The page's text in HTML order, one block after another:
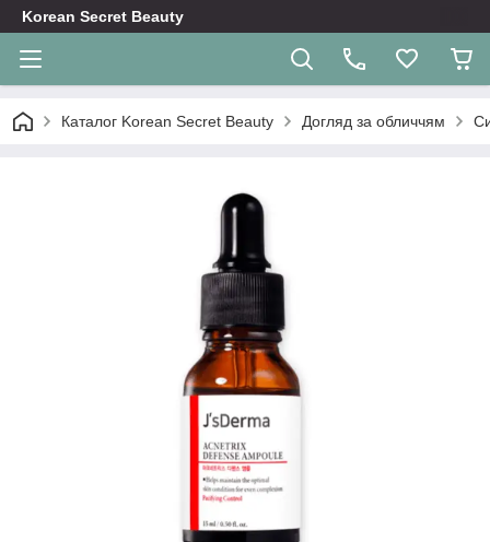
Korean Secret Beauty
Каталог Korean Secret Beauty Догляд за обличчям